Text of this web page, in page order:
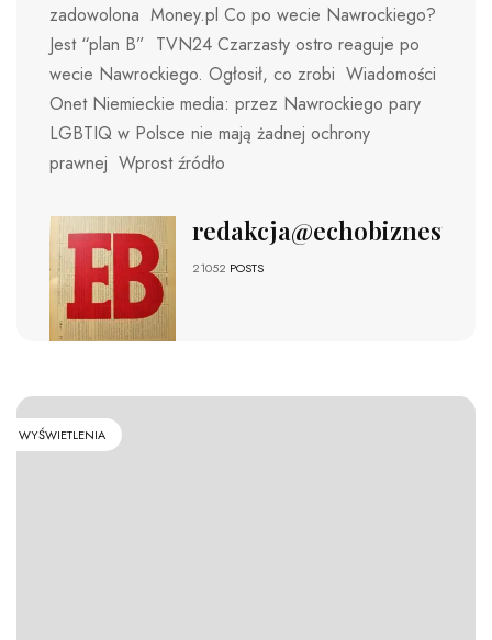
zadowolona Money.pl Co po wecie Nawrockiego?
Jest “plan B” TVN24 Czarzasty ostro reaguje po
wecie Nawrockiego. Ogłosił, co zrobi Wiadomości
Onet Niemieckie media: przez Nawrockiego pary
LGBTIQ w Polsce nie mają żadnej ochrony
prawnej Wprost źródło
redakcja@echobiznesu.pl
21052 POSTS
WYŚWIETLENIA